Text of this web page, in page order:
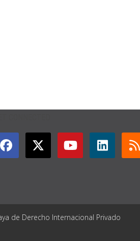
de Derecho Internacional Privado